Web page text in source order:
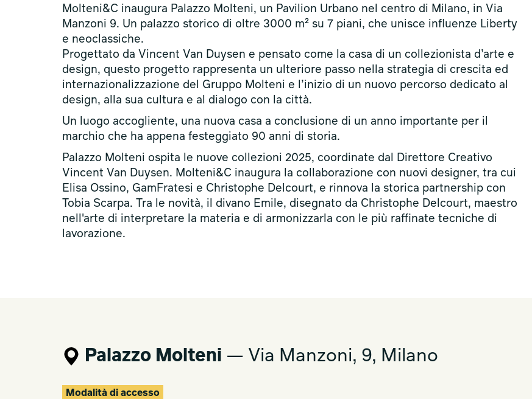
Molteni&C inaugura Palazzo Molteni, un Pavilion Urbano nel centro di Milano, in Via
Manzoni 9. Un palazzo storico di oltre 3000 m² su 7 piani, che unisce influenze Liberty
e neoclassiche.
Progettato da Vincent Van Duysen e pensato come la casa di un collezionista d’arte e
design, questo progetto rappresenta un ulteriore passo nella strategia di crescita ed
internazionalizzazione del Gruppo Molteni e l’inizio di un nuovo percorso dedicato al
design, alla sua cultura e al dialogo con la città.
Un luogo accogliente, una nuova casa a conclusione di un anno importante per il
marchio che ha appena festeggiato 90 anni di storia.
Palazzo Molteni ospita le nuove collezioni 2025, coordinate dal Direttore Creativo
Vincent Van Duysen. Molteni&C inaugura la collaborazione con nuovi designer, tra cui
Elisa Ossino, GamFratesi e Christophe Delcourt, e rinnova la storica partnership con
Tobia Scarpa. Tra le novità, il divano Emile, disegnato da Christophe Delcourt, maestro
nell'arte di interpretare la materia e di armonizzarla con le più raffinate tecniche di
lavorazione.
Palazzo Molteni — Via Manzoni, 9, Milano
Modalità di accesso